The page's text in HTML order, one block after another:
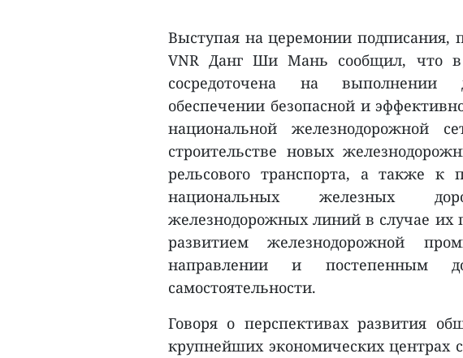
Выступая на церемонии подписания,
VNR Данг Ши Мань сообщил, что в
сосредоточена на выполнении
обеспечении безопасной и
национальной железнодорожной
строительстве новых
рельсового транспорта, а также к
национальных железных
железнодорожных линий в случае их
развитием железнодорожной
направлении и постепенным
самостоятельности.
Говоря о перспективах развития
крупнейших экономических